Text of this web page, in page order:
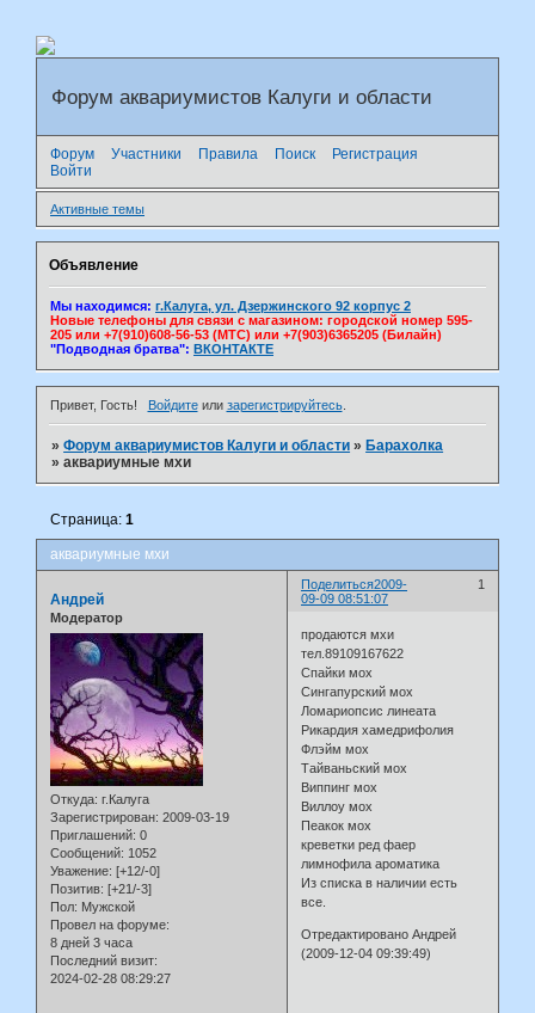
Форум аквариумистов Калуги и области
Форум Участники Правила Поиск
Регистрация
Войти
Активные темы
Объявление
Мы находимся: г.Калуга, ул. Дзержинского 92 корпус 2
Новые телефоны для связи с магазином: городской номер 595-
205 или +7(910)608-56-53 (МТС) или +7(903)6365205 (Билайн)
"Подводная братва": ВКОНТАКТЕ
Привет, Гость! Войдитеили зарегистрируйтесь.
»Форум аквариумистов Калуги и области » Барахолка
»аквариумные мхи
аквариумные мхи
Страница:1
Поделиться 1
2009-
09-09 08:51:07
Андрей
Модератор
Откуда: г.Калуга
Зарегистрирован: 2009-03-19
Приглашений: 0
Сообщений: 1052
Уважение: [+12/-0]
Позитив: [+21/-3]
Пол: Мужской
Провел на форуме:
8 дней 3 часа
Последний визит:
2024-02-28 08:29:27
продаются мхи
тел.89109167622
Спайки мох
Сингапурский мох
Ломариопсис линеата
Рикардия хамедрифолия
Флэйм мох
Тайваньский мох
Виппинг мох
Виллоу мох
Пеакок мох
креветки ред фаер
лимнофила ароматика
Из списка в наличии есть
все.
Отредактировано Андрей
(2009-12-04 09:39:49)